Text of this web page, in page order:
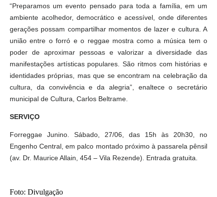
“Preparamos um evento pensado para toda a família, em um
ambiente acolhedor, democrático e acessível, onde diferentes
gerações possam compartilhar momentos de lazer e cultura. A
união entre o forró e o reggae mostra como a música tem o
poder de aproximar pessoas e valorizar a diversidade das
manifestações artísticas populares. São ritmos com histórias e
identidades próprias, mas que se encontram na celebração da
cultura, da convivência e da alegria”, enaltece o secretário
municipal de Cultura, Carlos Beltrame.
SERVIÇO
Forreggae Junino. Sábado, 27/06, das 15h às 20h30, no
Engenho Central, em palco montado próximo à passarela pênsil
(av. Dr. Maurice Allain, 454 – Vila Rezende). Entrada gratuita.
Foto: Divulgação